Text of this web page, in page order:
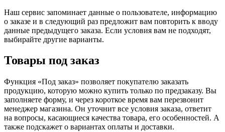
Наш сервис запоминает данные о пользователе, информацию
о заказе и в следующий раз предложит вам повторить к вводу
данные предыдущего заказа. Если условия вам не подходят,
выбирайте другие варианты.
Товары под заказ
Функция «Под заказ» позволяет покупателю заказать
продукцию, которую можно купить только по предзаказу. Вы
заполняете форму, и через короткое время вам перезвонит
менеджер магазина. Он уточнит все условия заказа, ответит
на вопросы, касающиеся качества товара, его особенностей. А
также подскажет о вариантах оплаты и доставки.